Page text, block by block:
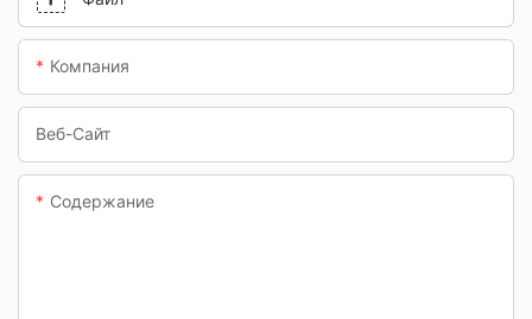
Компания
Веб-Сайт
Содержание